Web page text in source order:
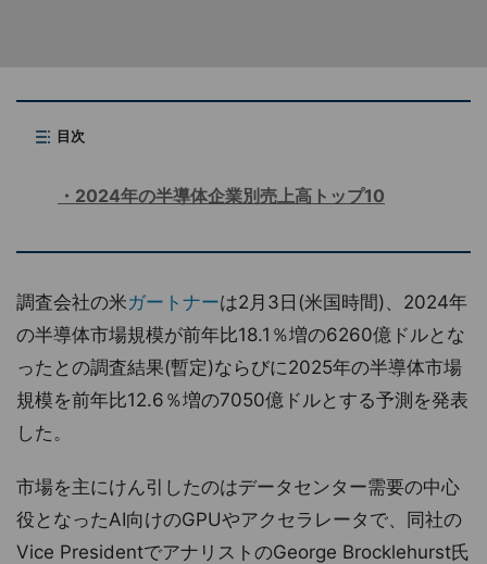
目次
2024年の半導体企業別売上高トップ10
調査会社の米ガートナーは2月3日(米国時間)、2024年
の半導体市場規模が前年比18.1％増の6260億ドルとな
ったとの調査結果(暫定)ならびに2025年の半導体市場
規模を前年比12.6％増の7050億ドルとする予測を発表
した。
市場を主にけん引したのはデータセンター需要の中心
役となったAI向けのGPUやアクセラレータで、同社の
Vice PresidentでアナリストのGeorge Brocklehurst氏